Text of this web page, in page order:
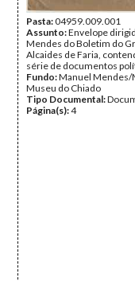
Pasta:04959.009.001
Assunto:Envelope
Mendes do Boletim do
Alcaides de Faria,
série de documentos
Fundo:Manuel Mendes/
Museu do Chiado
Tipo Documental:
Página(s):4